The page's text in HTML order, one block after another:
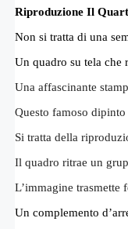
Riproduzione Il
Non si tratta di una
Un quadro su tela che
Una affascinante
Questo famoso
Si tratta della
Il quadro ritrae un
L’immagine trasmette
Un complemento